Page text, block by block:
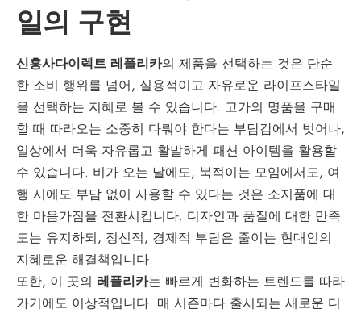
일의 구현
신흥사다이렉트 레플리카의 제품을 선택하는 것은 단순
한 소비 행위를 넘어, 실용적이고 자유로운 라이프스타일
을 선택하는 지혜로 볼 수 있습니다. 고가의 명품을 구매
할 때 따라오는 소중히 다뤄야 한다는 부담감에서 벗어나,
일상에서 더욱 자유롭고 활발하게 패션 아이템을 활용할
수 있습니다. 비가 오는 날에도, 북적이는 모임에서도, 여
행 시에도 부담 없이 사용할 수 있다는 것은 소지품에 대
한 마음가짐을 전환시킵니다. 디자인과 품질에 대한 만족
도는 유지하되, 정신적, 경제적 부담은 줄이는 현대인의
지혜로운 해결책입니다.
또한, 이 곳의 레플리카는 빠르게 변화하는 트렌드를 따라
가기에도 이상적입니다. 매 시즌마다 출시되는 새로운 디